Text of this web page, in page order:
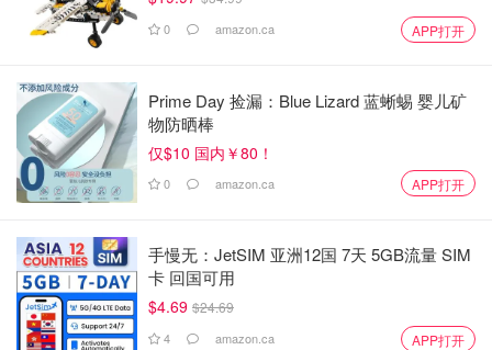
0 amazon.ca APP打开
Prime Day 捡漏：Blue Lizard 蓝蜥蜴 婴儿矿
物防晒棒
仅$10 国内￥80！
0 amazon.ca APP打开
手慢无：JetSIM 亚洲12国 7天 5GB流量 SIM
卡 回国可用
$4.69 $24.69
4 amazon.ca APP打开